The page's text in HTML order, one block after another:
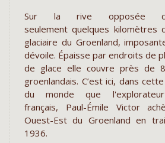
Sur la rive opposée
seulement quelques kilomètres
glaciaire du Groenland,
dévoile. Épaisse par endroits de
de glace elle couvre près de
groenlandais. C’est ici, dans
du monde que
français, Paul-Émile Victor
Ouest-Est du Groenland en
1936.